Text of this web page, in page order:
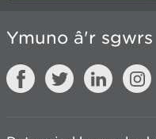
Ymuno â'r sgwrs